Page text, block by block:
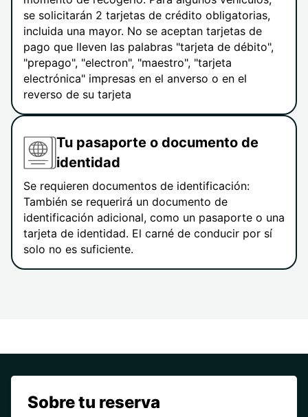
se solicitarán 2 tarjetas de crédito obligatorias,
incluida una mayor. No se aceptan tarjetas de
pago que lleven las palabras "tarjeta de débito",
"prepago", "electron", "maestro", "tarjeta
electrónica" impresas en el anverso o en el
reverso de su tarjeta
Tu pasaporte o documento de
identidad
Se requieren documentos de identificación:
También se requerirá un documento de
identificación adicional, como un pasaporte o una
tarjeta de identidad. El carné de conducir por sí
solo no es suficiente.
Sobre tu reserva